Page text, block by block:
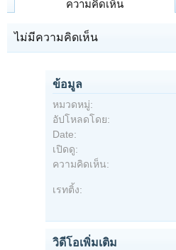
ความคิดเห็น
ไม่มีความคิดเห็น
ข้อมูล
หมวดหมู่:
อัปโหลดโดย:
Date:
เปิดดู:
ความคิดเห็น:
เรทติ้ง:
วิดีโอเพิ่มเติม